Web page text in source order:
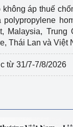
không áp thuế
Trung
Thái Lan và Việt
từ 31/7-7/8/2026